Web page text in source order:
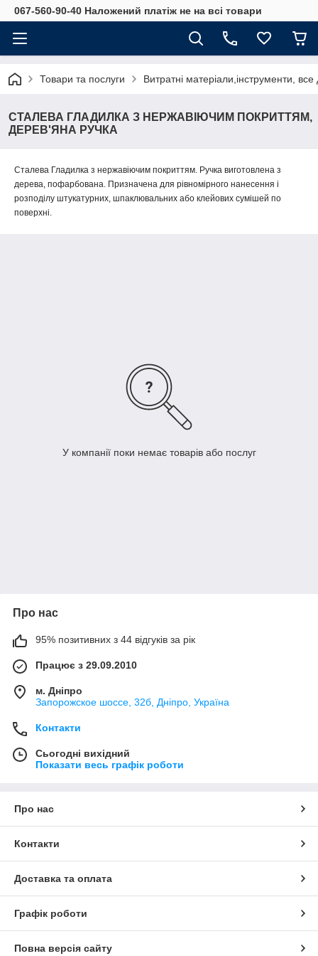
067-560-90-40 Наложений платіж не на всі товари
Товари та послуги Витратні матеріали,інструменти,
СТАЛЕВА ГЛАДИЛКА З НЕРЖАВІЮЧИМ ПОКРИТТЯМ,
ДЕРЕВ'ЯНА РУЧКА
Сталева Гладилка з нержавіючим покриттям. Ручка виготовлена з
дерева, пофарбована. Призначена для рівномірного нанесення і
розподілу штукатурних, шпаклювальних або клейових сумішей по
поверхні.
У компанії поки немає товарів або послуг
Про нас
95% позитивних з 44 відгуків за рік
Працює з 29.09.2010
м. Дніпро
Запорожское шоссе, 32б, Дніпро, Україна
Контакти
Сьогодні вихідний
Показати весь графік роботи
Про нас
Контакти
Доставка та оплата
Графік роботи
Повна версія сайту